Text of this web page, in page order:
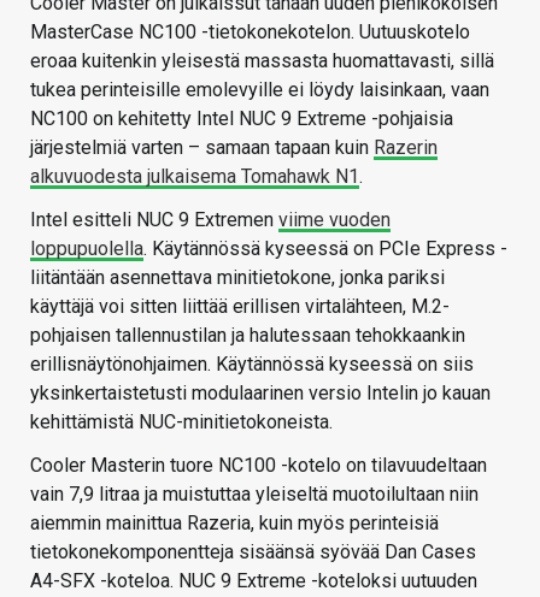
MasterCase NC100 -tietokonekotelon. Uutuuskotelo
eroaa kuitenkin yleisestä massasta huomattavasti, sillä
tukea perinteisille emolevyille ei löydy laisinkaan, vaan
NC100 on kehitetty Intel NUC 9 Extreme -pohjaisia
järjestelmiä varten – samaan tapaan kuin Razerin
alkuvuodesta julkaisema Tomahawk N1.
Intel esitteli NUC 9 Extremen viime vuoden
loppupuolella. Käytännössä kyseessä on PCIe Express -
liitäntään asennettava minitietokone, jonka pariksi
käyttäjä voi sitten liittää erillisen virtalähteen, M.2-
pohjaisen tallennustilan ja halutessaan tehokkaankin
erillisnäytönohjaimen. Käytännössä kyseessä on siis
yksinkertaistetusti modulaarinen versio Intelin jo kauan
kehittämistä NUC-minitietokoneista.
Cooler Masterin tuore NC100 -kotelo on tilavuudeltaan
vain 7,9 litraa ja muistuttaa yleiseltä muotoilultaan niin
aiemmin mainittua Razeria, kuin myös perinteisiä
tietokonekomponentteja sisäänsä syövää Dan Cases
A4-SFX -koteloa. NUC 9 Extreme -koteloksi uutuuden